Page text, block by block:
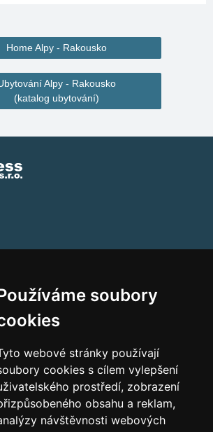
soubory
webové stránky používají
cookies s cílem vylepšení
prostředí, zobrazení
obsahu a reklam,
návštěvnosti webových
Home Alpy - Rakousko
Alpy - Rakousko
(katalog ubytování)
- Rakousko